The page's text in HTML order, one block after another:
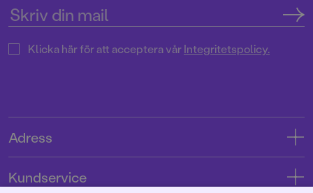
Klicka här för att acceptera vårIntegritetspolicy.
Adress
Kundservice